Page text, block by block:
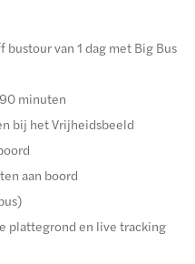
van 1 dag met Big Bus
minuten
bij het Vrijheidsbeeld
aan boord
plattegrond en live tracking